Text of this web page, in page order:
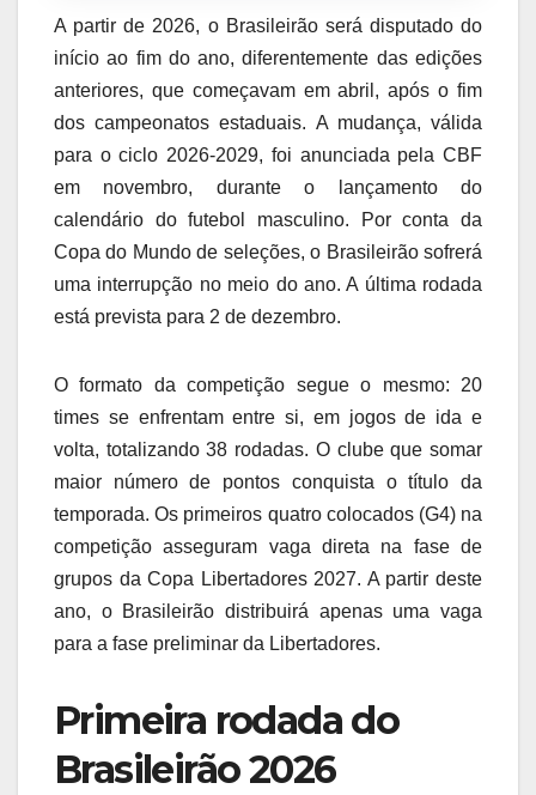
A partir de 2026, o Brasileirão será disputado do
início ao fim do ano, diferentemente das edições
anteriores, que começavam em abril, após o fim
dos campeonatos estaduais. A mudança, válida
para o ciclo 2026-2029, foi anunciada pela CBF
em novembro, durante o lançamento do
calendário do futebol masculino. Por conta da
Copa do Mundo de seleções, o Brasileirão sofrerá
uma interrupção no meio do ano. A última rodada
está prevista para 2 de dezembro.
O formato da competição segue o mesmo: 20
times se enfrentam entre si, em jogos de ida e
volta, totalizando 38 rodadas. O clube que somar
maior número de pontos conquista o título da
temporada. Os primeiros quatro colocados (G4) na
competição asseguram vaga direta na fase de
grupos da Copa Libertadores 2027. A partir deste
ano, o Brasileirão distribuirá apenas uma vaga
para a fase preliminar da Libertadores.
Primeira rodada do
Brasileirão 2026